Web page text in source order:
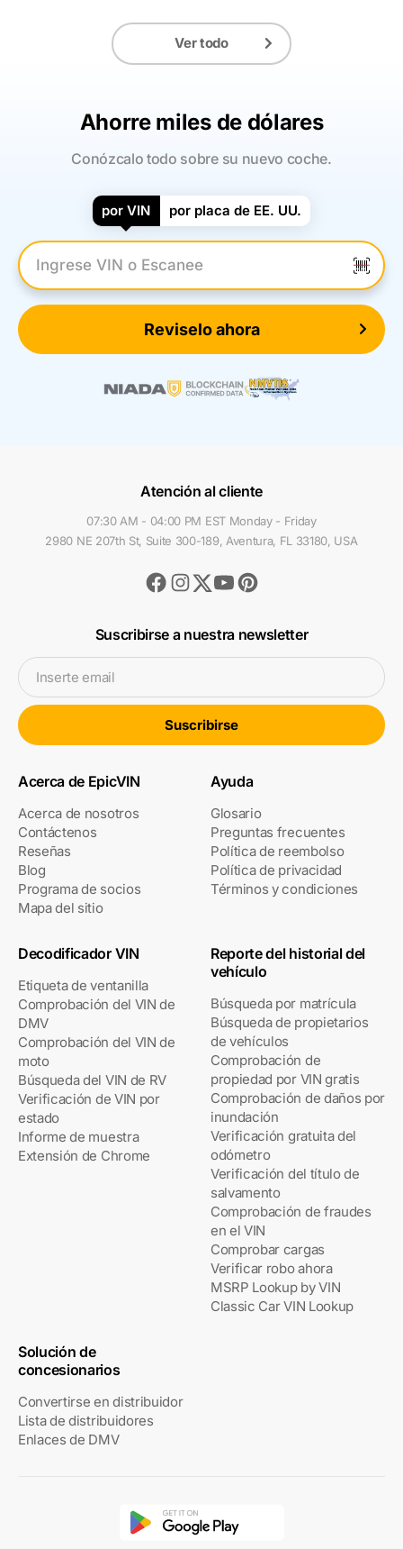
Ver todo
Ahorre miles de dólares
Conózcalo todo sobre su nuevo coche.
por VIN por placa de EE. UU.
Introduzca el VIN
Reviselo ahora
Atención al cliente
07:30 AM - 04:00 PM EST Monday - Friday
2980 NE 207th St, Suite 300-189, Aventura, FL 33180, USA
Facebook
Instagram
TwitterYoutubePinterest
Suscribirse a nuestra newsletter
Inserte email
Suscribirse
Acerca de EpicVIN
Acerca de nosotros
Contáctenos
Reseñas
Blog
Programa de socios
Mapa del sitio
Ayuda
Glosario
Preguntas frecuentes
Política de reembolso
Política de privacidad
Términos y condiciones
Decodificador VIN
Etiqueta de ventanilla
Comprobación del VIN de
DMV
Comprobación del VIN de
moto
Búsqueda del VIN de RV
Verificación de VIN por
estado
Informe de muestra
Extensión de Chrome
Reporte del historial del
vehículo
Búsqueda por matrícula
Búsqueda de propietarios
de vehículos
Comprobación de
propiedad por VIN gratis
Comprobación de daños por
inundación
Verificación gratuita del
odómetro
Verificación del título de
salvamento
Comprobación de fraudes
en el VIN
Comprobar cargas
Verificar robo ahora
MSRP Lookup by VIN
Classic Car VIN Lookup
Solución de
concesionarios
Convertirse en distribuidor
Lista de distribuidores
Enlaces de DMV